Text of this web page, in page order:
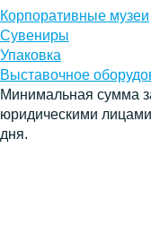
Корпоративные музеи
Сувениры
Упаковка
Выставочное
Минимальная сумма
юридическими
дня.